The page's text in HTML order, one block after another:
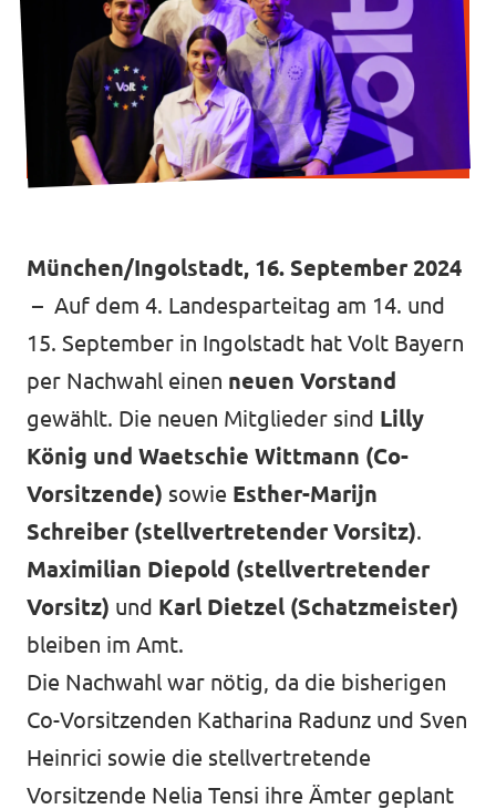
Transparenz
Datenschutz
Impressum
Kontakt
München/Ingolstadt, 16. September 2024
– Auf dem 4. Landesparteitag am 14. und
15. September in Ingolstadt hat Volt Bayern
per Nachwahl einen neuen Vorstand
gewählt. Die neuen Mitglieder sind Lilly
König und Waetschie Wittmann (Co-
Vorsitzende) sowie Esther-Marijn
Schreiber (stellvertretender Vorsitz).
Maximilian Diepold (stellvertretender
Vorsitz) und Karl Dietzel (Schatzmeister)
bleiben im Amt.
Die Nachwahl war nötig, da die bisherigen
Co-Vorsitzenden Katharina Radunz und Sven
Heinrici sowie die stellvertretende
Vorsitzende Nelia Tensi ihre Ämter geplant